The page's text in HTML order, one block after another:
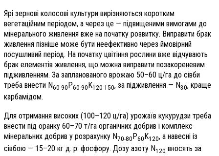
Ярі зернові колосові культури вирізняються коротким
вегетаційним періодом, а через це — підвищеними вимогами до
мінерального живлення вже на початку розвитку. Виправити брак
живлення пізніше може бути неефективно через ймовірний
посушливий період. На початку цвітіння рослини вже відчувають
брак елементів живлення, що можна виправити позакореневим
підживленням. За запланованого врожаю 50–60 ц/га до сівби
треба внести N60-90 P60-90 K120-150, за підживлення — N30, краще
карбамідом.
Для отримання високих (100–120 ц/га) урожаїв кукурудзи треба
внести під оранку 60–70 т/га органічних добрив і комплекс
мінеральних добрив у розрахунку N70-80 P60 K120, а навесні із
сівбою — 15–20 кг д. р. фосфору. Дозу азоту N120 вносять за